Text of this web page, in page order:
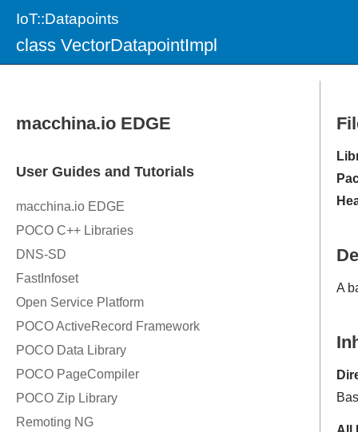
IoT::Datapoints
class VectorDatapointImpl
A